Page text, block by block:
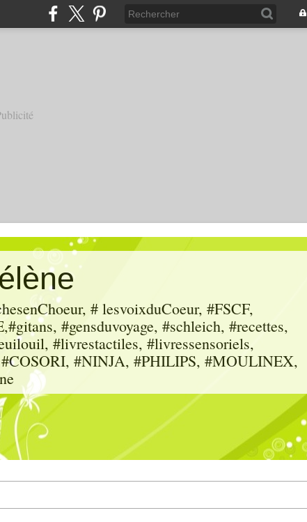
# lesvoixduCoeur, #FSCF,
#gensduvoyage, #schleich, #recettes,
#livrestactiles, #livressensoriels,
#NINJA, #PHILIPS, #MOULINEX,